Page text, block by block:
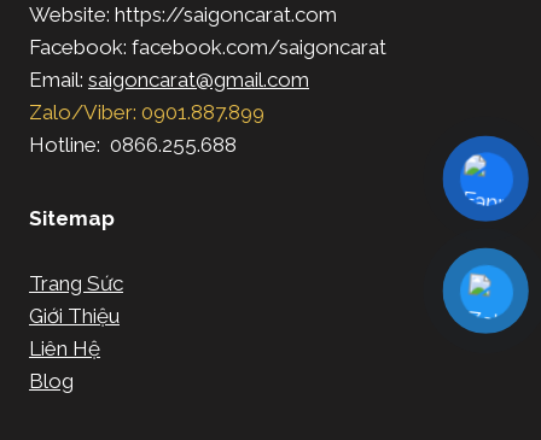
Website: https://saigoncarat.com
Facebook: facebook.com/saigoncarat
Email: saigoncarat@gmail.com
Zalo/Viber: 0901.887.899
Hotline: 0866.255.688
Sitemap
Trang Sức
Giới Thiệu
Liên Hệ
Blog